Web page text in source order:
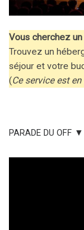
Vous cherchez
Trouvez un
séjour et votre
(Ce service est
PARADE DU OFF ▼